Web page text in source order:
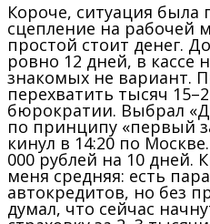
Короче, ситуация была
сцепление на рабочей
простой стоит денег.
ровно 12 дней, в кассе
знакомых не вариант.
перехватить тысяч
бюрократии. Выбрал
по принципу «первый
кинул в 14:20 по
000 рублей на 10 дней.
меня средняя: есть
автокредитов, но без
думал, что сейчас